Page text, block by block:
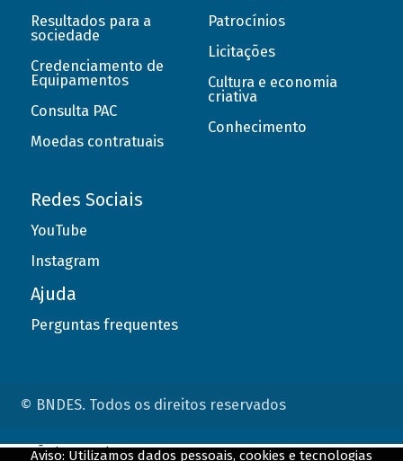
Resultados para a
sociedade
Credenciamento de
Equipamentos
Consulta PAC
Moedas contratuais
Patrocínios
Licitações
Cultura e economia
criativa
Conhecimento
Redes Sociais
YouTube
Instagram
Ajuda
Perguntas frequentes
© BNDES. Todos os direitos reservados
Aviso: Utilizamos dados pessoais, cookies e tecnologias
ConteÃºdo complementar